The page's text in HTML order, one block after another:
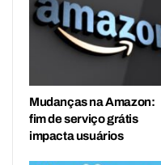
Mudanças na Amazon:
fim de serviço grátis
impacta usuários